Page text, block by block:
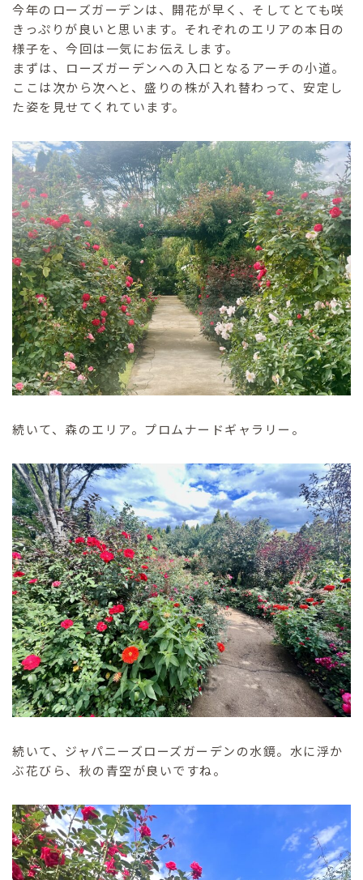
今年のローズガーデンは、開花が早く、そしてとても咲
きっぷりが良いと思います。それぞれのエリアの本日の
様子を、今回は一気にお伝えします。
まずは、ローズガーデンへの入口となるアーチの小道。
ここは次から次へと、盛りの株が入れ替わって、安定し
た姿を見せてくれています。
続いて、森のエリア。プロムナードギャラリー。
続いて、ジャパニーズローズガーデンの水鏡。水に浮か
ぶ花びら、秋の青空が良いですね。